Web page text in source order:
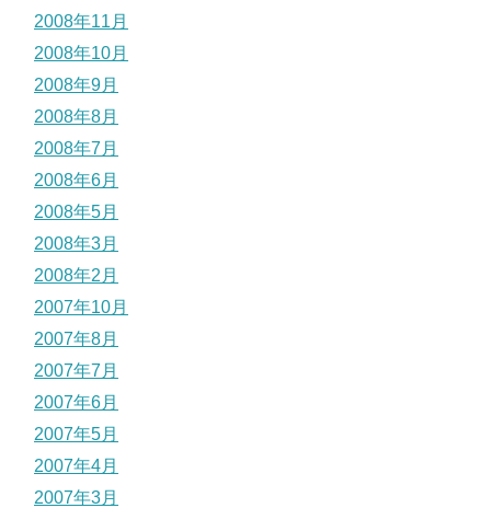
2008年11月
2008年10月
2008年9月
2008年8月
2008年7月
2008年6月
2008年5月
2008年3月
2008年2月
2007年10月
2007年8月
2007年7月
2007年6月
2007年5月
2007年4月
2007年3月